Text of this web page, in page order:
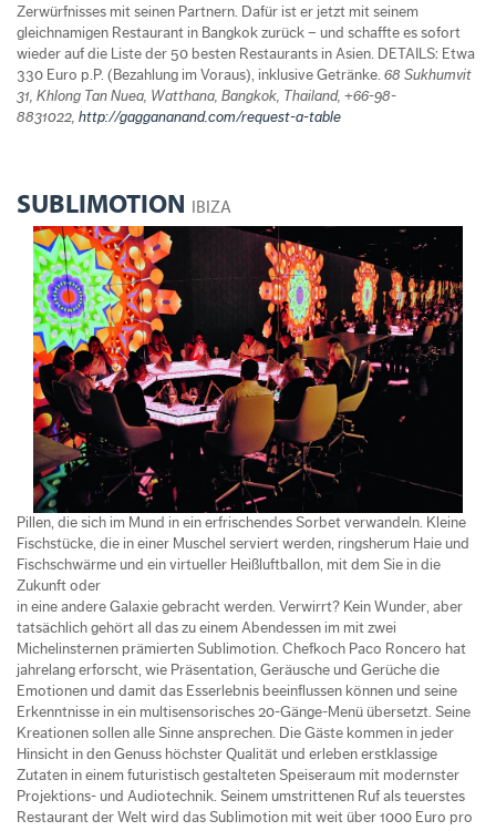
Zerwürfnisses mit seinen Partnern. Dafür ist er jetzt mit seinem
gleichnamigen Restaurant in Bangkok zurück – und schaffte es sofort
wieder auf die Liste der 50 besten Restaurants in Asien. DETAILS: Etwa
330 Euro p.P. (Bezahlung im Voraus), inklusive Getränke. 68 Sukhumvit
31, Khlong Tan Nuea, Watthana, Bangkok, Thailand, +66-98-
8831022, http://gaggananand.com/request-a-table
SUBLIMOTION IBIZA
Pillen, die sich im Mund in ein erfrischendes Sorbet verwandeln. Kleine
Fischstücke, die in einer Muschel serviert werden, ringsherum Haie und
Fischschwärme und ein virtueller Heißluftballon, mit dem Sie in die
Zukunft oder
in eine andere Galaxie gebracht werden. Verwirrt? Kein Wunder, aber
tatsächlich gehört all das zu einem Abendessen im mit zwei
Michelinsternen prämierten Sublimotion. Chefkoch Paco Roncero hat
jahrelang erforscht, wie Präsentation, Geräusche und Gerüche die
Emotionen und damit das Esserlebnis beeinflussen können und seine
Erkenntnisse in ein multisensorisches 20-Gänge-Menü übersetzt. Seine
Kreationen sollen alle Sinne ansprechen. Die Gäste kommen in jeder
Hinsicht in den Genuss höchster Qualität und erleben erstklassige
Zutaten in einem futuristisch gestalteten Speiseraum mit modernster
Projektions- und Audiotechnik. Seinem umstrittenen Ruf als teuerstes
Restaurant der Welt wird das Sublimotion mit weit über 1000 Euro pro